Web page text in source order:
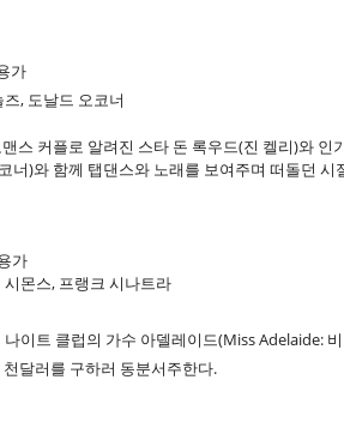
가
, 도날드 오코너
스 커플로 알려진 스타 돈 록우드(진 켈리)와
너)와 함께 탭댄스와 노래를 보여주며 떠돌던 시
가
몬스, 프랭크 시나트라
이트 클럽의 가수 아델레이드(Miss Adelaide:
달러를 구하러 동분서주한다.